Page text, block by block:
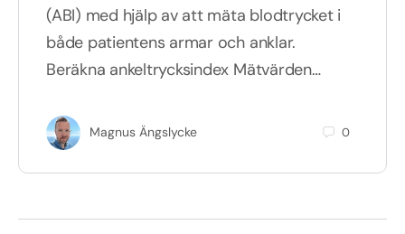
(ABI) med hjälp av att mäta blodtrycket i
både patientens armar och anklar.
Beräkna ankeltrycksindex Mätvärden…
Magnus Ängslycke 0